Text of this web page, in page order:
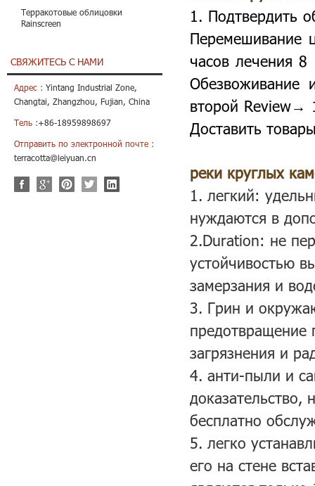
Терракотовые облицовки
Rainscreen
СВЯЖИТЕСЬ С НАМИ
Адрес : Yintang Industrial Zone,
Changtai, Zhangzhou, Fujian, China
Тель :+86-18959898697
Отправить по электронной почте :
terracotta@leiyuan.cn
1. Подтвердить
часов лечения
второй Review→
Доставить
реки круглых
1. легкий:
нуждаются в
2.Duration: не
устойчивостью
замерзания и
3. Грин и
предотвращение
загрязнения и
4. анти-пыли и
доказательство,
бесплатно
5. легко
его на стене